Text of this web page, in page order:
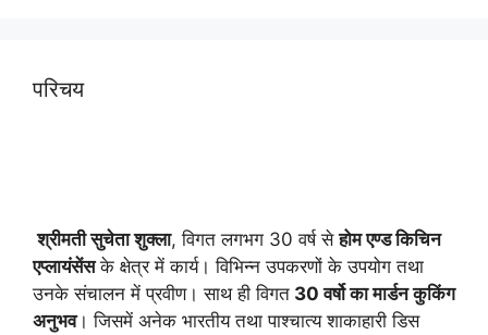
परिचय
श्रीमती सुचेता शुक्ला, विगत लगभग 30 वर्ष सेहोम एण्ड किचिन
एप्लायंसेंसके क्षेत्र में कार्य। विभिन्न उपकरणों के उपयोग तथा
उनके संचालन में प्रवीण। साथ ही विगत 30 वर्षो का मार्डन कुकिंग
अनुभव। जिसमें अनेक भारतीय तथा पाश्चात्य शाकाहारी डिस